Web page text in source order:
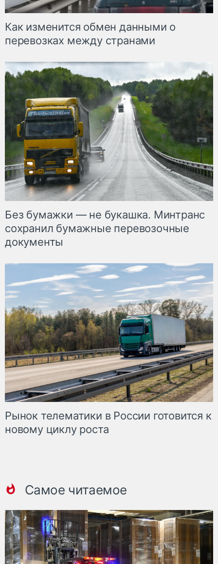
Как изменится обмен данными о
перевозках между странами
Без бумажки — не букашка. Минтранс
сохранил бумажные перевозочные
документы
Рынок телематики в России готовится к
новому циклу роста
Самое читаемое